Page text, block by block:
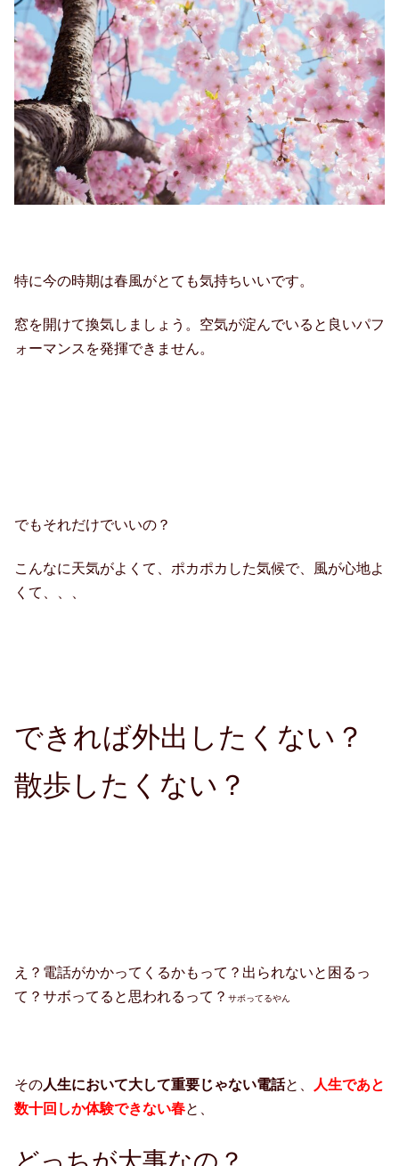
特に今の時期は春風がとても気持ちいいです。
窓を開けて換気しましょう。空気が淀んでいると良いパフ
ォーマンスを発揮できません。
でもそれだけでいいの？
こんなに天気がよくて、ポカポカした気候で、風が心地よ
くて、、、
できれば外出したくない？
散歩したくない？
え？電話がかかってくるかもって？出られないと困るっ
て？サボってると思われるって？ サボってるやん
その人生において大して重要じゃない電話と、
人生であと
数十回しか体験できない春と、